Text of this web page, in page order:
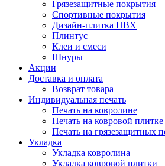
Грязезащитные покрытия
Спортивные покрытия
Дизайн-плитка ПВХ
Плинтус
Клеи и смеси
Шнуры
Акции
Доставка и оплата
Возврат товара
Индивидуальная печать
Печать на ковролине
Печать на ковровой плитке
Печать на грязезащитных
Укладка
Укладка ковролина
Укладка ковровой плитки